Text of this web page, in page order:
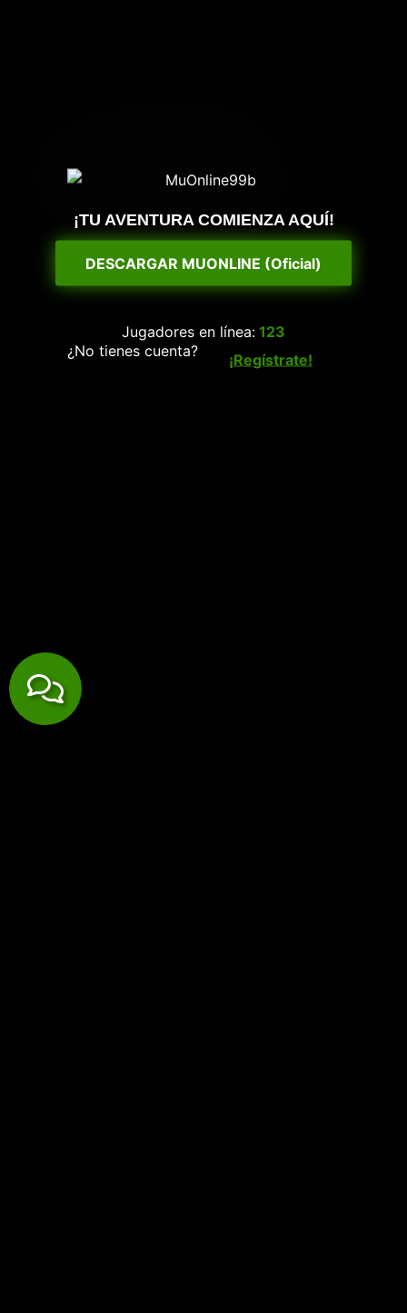
¡TU AVENTURA COMIENZA AQUÍ!
DESCARGAR MUONLINE (Oficial)
Jugadores en línea: 123
¿No tienes cuenta?
¡Regístrate!